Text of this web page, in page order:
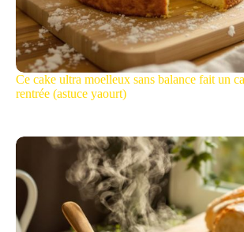
Ce cake ultra moelleux sans balance fait un
rentrée (astuce yaourt)